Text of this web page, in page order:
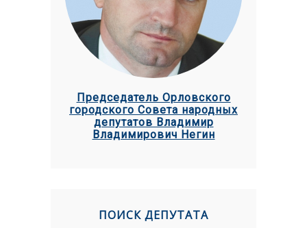
Председатель Орловского
городского Совета народных
депутатов Владимир
Владимирович Негин
ПОИСК ДЕПУТАТА